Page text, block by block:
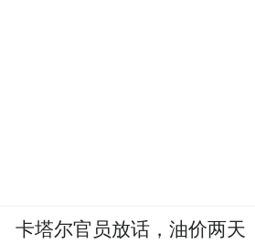
卡塔尔官员放话，油价两天